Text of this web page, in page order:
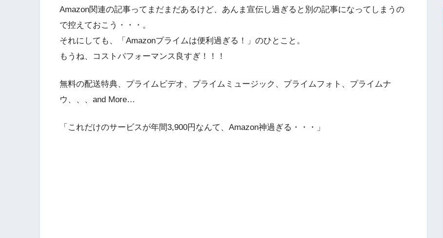
Amazon関連の記事ってまだまだあるけど、あんま宣伝し過ぎると別の記事になってしまうの
で控えておこう・・・。
それにしても、「Amazonプライムは便利過ぎる！」のひとこと。
もうね、コストパフォーマンス良すぎ！！！
無料の配送特典、プライムビデオ、プライムミュージック、プライムフォト、プライムナ
ウ、、、and More…
「これだけのサービスが年間3,900円なんて、Amazon神過ぎる・・・」